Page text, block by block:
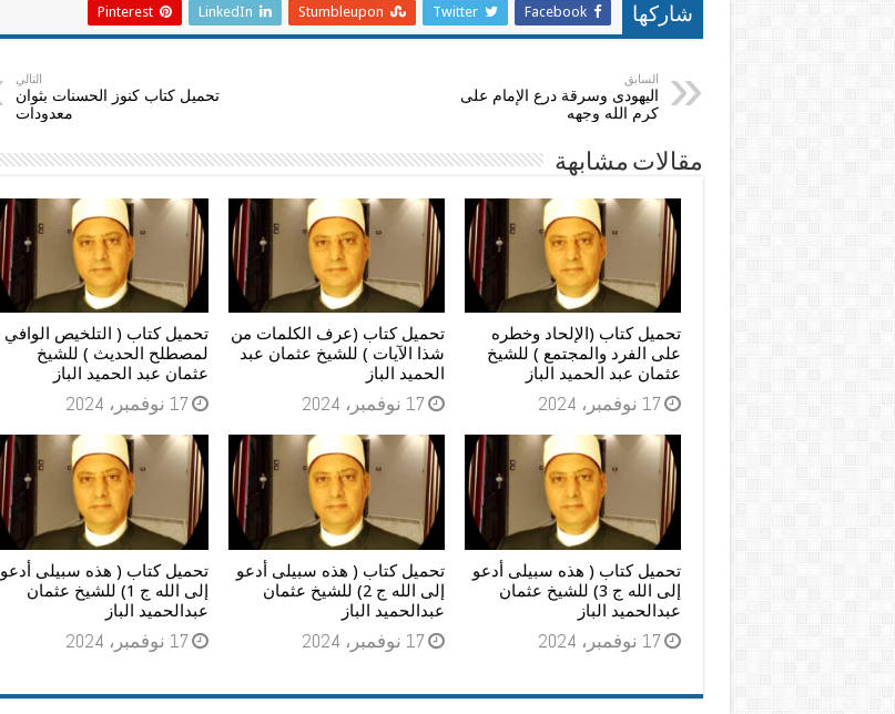
شاركها Facebook
Twitter
Stumbleupon
LinkedIn
Pinterest
السابق
اليهودى وسرقة درع الإمام على
كرم الله وجهه
التالي
تحميل كتاب كنوز الحسنات بثوان
معدودات
مقالات مشابهة
تحميل كتاب (الإلحاد وخطره
على الفرد والمجتمع ) للشيخ
عثمان عبد الحميد الباز
17 نوفمبر، 2024
تحميل كتاب (عرف الكلمات من
شذا الآيات ) للشيخ عثمان عبد
الحميد الباز
17 نوفمبر، 2024
تحميل كتاب ( التلخيص الوافي
لمصطلح الحديث ) للشيخ
عثمان عبد الحميد الباز
17 نوفمبر، 2024
تحميل كتاب ( هذه سبيلى أدعو
إلى الله ج 3) للشيخ عثمان
عبدالحميد الباز
17 نوفمبر، 2024
تحميل كتاب ( هذه سبيلى أدعو
إلى الله ج 2) للشيخ عثمان
عبدالحميد الباز
17 نوفمبر، 2024
تحميل كتاب ( هذه سبيلى أدعو
إلى الله ج 1) للشيخ عثمان
عبدالحميد الباز
17 نوفمبر، 2024